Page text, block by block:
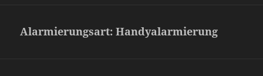
Alarmierungsart:Handyalarmierung